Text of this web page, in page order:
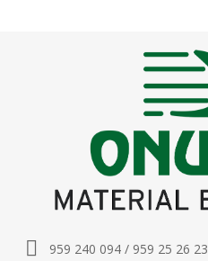
959 240 094 / 959 25 26 23